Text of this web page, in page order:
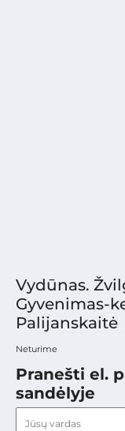
Vydūnas.
Gyvenimas-
Palijanskaitė
Neturime
Pranešti el.
sandėlyje